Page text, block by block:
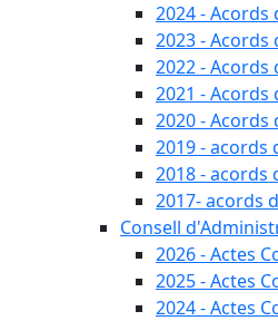
2024 - Acords
2023 - Acords
2022 - Acords
2021 - Acords
2020 - Acords
2019 - acords
2018 - acords
2017- acords
Consell
2026 - Actes
2025 - Actes
2024 - Actes